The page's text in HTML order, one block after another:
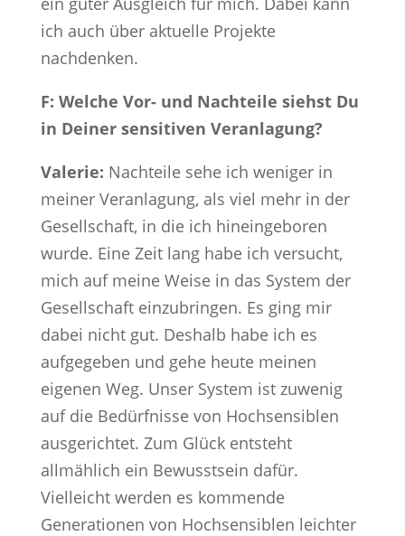
ich auch über aktuelle Projekte
nachdenken.
F: Welche Vor- und Nachteile siehst Du
in Deiner sensitiven Veranlagung?
Valerie: Nachteile sehe ich weniger in
meiner Veranlagung, als viel mehr in der
Gesellschaft, in die ich hineingeboren
wurde. Eine Zeit lang habe ich versucht,
mich auf meine Weise in das System der
Gesellschaft einzubringen. Es ging mir
dabei nicht gut. Deshalb habe ich es
aufgegeben und gehe heute meinen
eigenen Weg. Unser System ist zuwenig
auf die Bedürfnisse von Hochsensiblen
ausgerichtet. Zum Glück entsteht
allmählich ein Bewusstsein dafür.
Vielleicht werden es kommende
Generationen von Hochsensiblen leichter